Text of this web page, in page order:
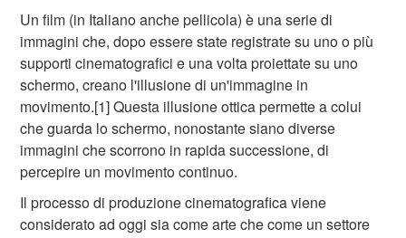
Un film (in Italiano anche pellicola) è una serie di
immagini che, dopo essere state registrate su uno o più
supporti cinematografici e una volta proiettate su uno
schermo, creano l'illusione di un'immagine in
movimento.[1] Questa illusione ottica permette a colui
che guarda lo schermo, nonostante siano diverse
immagini che scorrono in rapida successione, di
percepire un movimento continuo.
Il processo di produzione cinematografica viene
considerato ad oggi sia come arte che come un settore